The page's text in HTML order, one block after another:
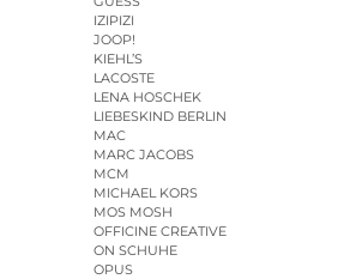
IZIPIZI
JOOP!
KIEHL’S
LACOSTE
LENA HOSCHEK
LIEBESKIND BERLIN
MAC
MARC JACOBS
MCM
MICHAEL KORS
MOS MOSH
OFFICINE CREATIVE
ON SCHUHE
OPUS